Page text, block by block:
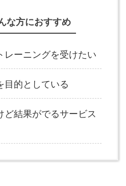
な方におすすめ
レーニングを受けたい
目的としている
ど結果がでるサービス